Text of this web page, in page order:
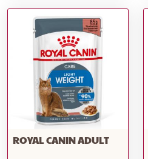
ROYAL CANIN ADULT